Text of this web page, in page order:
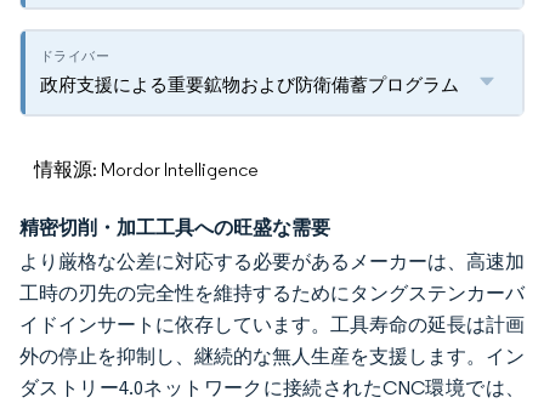
政府支援による重要鉱物および防衛備蓄プログラム
情報源: Mordor Intelligence
精密切削・加工工具への旺盛な需要
より厳格な公差に対応する必要があるメーカーは、高速加
工時の刃先の完全性を維持するためにタングステンカーバ
イドインサートに依存しています。工具寿命の延長は計画
外の停止を抑制し、継続的な無人生産を支援します。イン
ダストリー4.0ネットワークに接続されたCNC環境では、